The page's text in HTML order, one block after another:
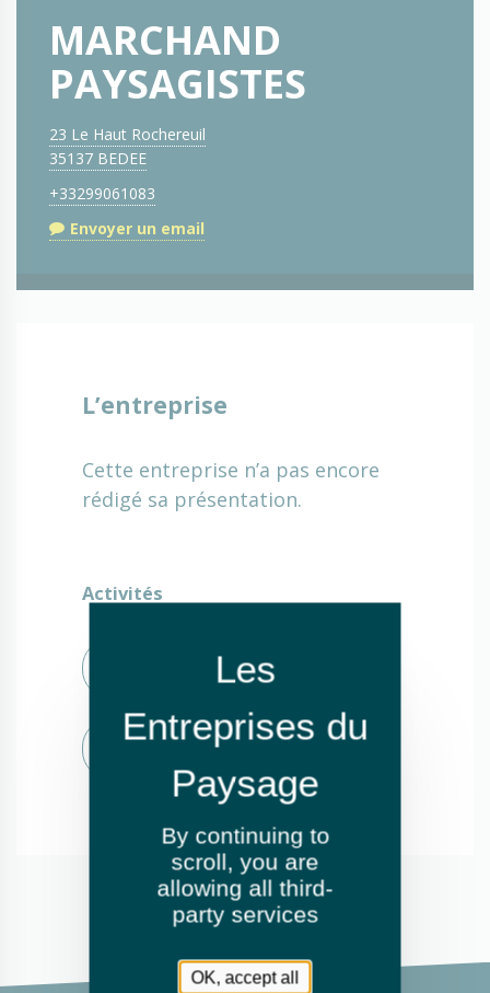
MARCHAND
PAYSAGISTES
23 Le Haut Rochereuil
35137 BEDEE
+33299061083
Envoyer un email
L’entreprise
Cette entreprise n’a pas encore
rédigé sa présentation.
Activités
Entretien de jardins ou espaces
Création de jardins ou d'espaces
By continuing to
scroll, you are
allowing all third-
party services
OK, accept all